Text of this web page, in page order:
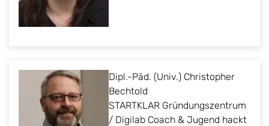
Dipl.-Päd. (Univ.) Christopher
Bechtold
STARTKLAR Gründungszentrum
/ Digilab Coach & Jugend hackt